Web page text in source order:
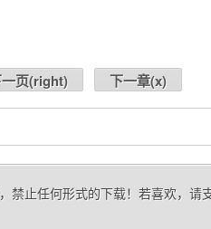
页(right) 下一章(x)
止任何形式的下载！若喜欢，请